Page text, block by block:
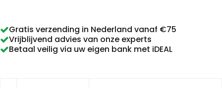
Gratis verzending in Nederland vanaf €75
Vrijblijvend advies van onze experts
Betaal veilig via uw eigen bank met iDEAL